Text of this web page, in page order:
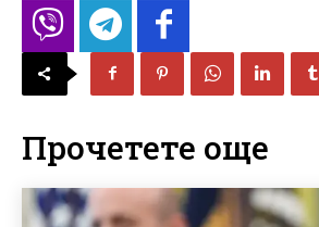
Прочетете още